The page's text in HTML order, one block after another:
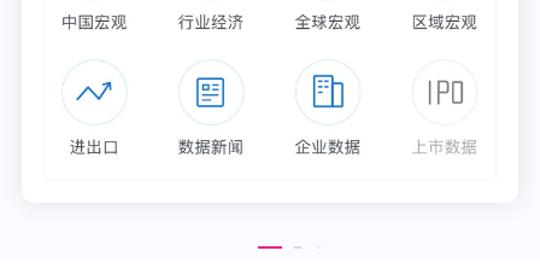
度极大，门槛高，留存差，复刻者中能否诞生下一个
的“窗口期”又能持续多久？这些都需要时间来给出一
个确切的答案。